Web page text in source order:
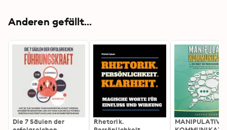
Anderen gefällt...
Die 7 Säulen der
Rhetorik.
MANIPULATIVE